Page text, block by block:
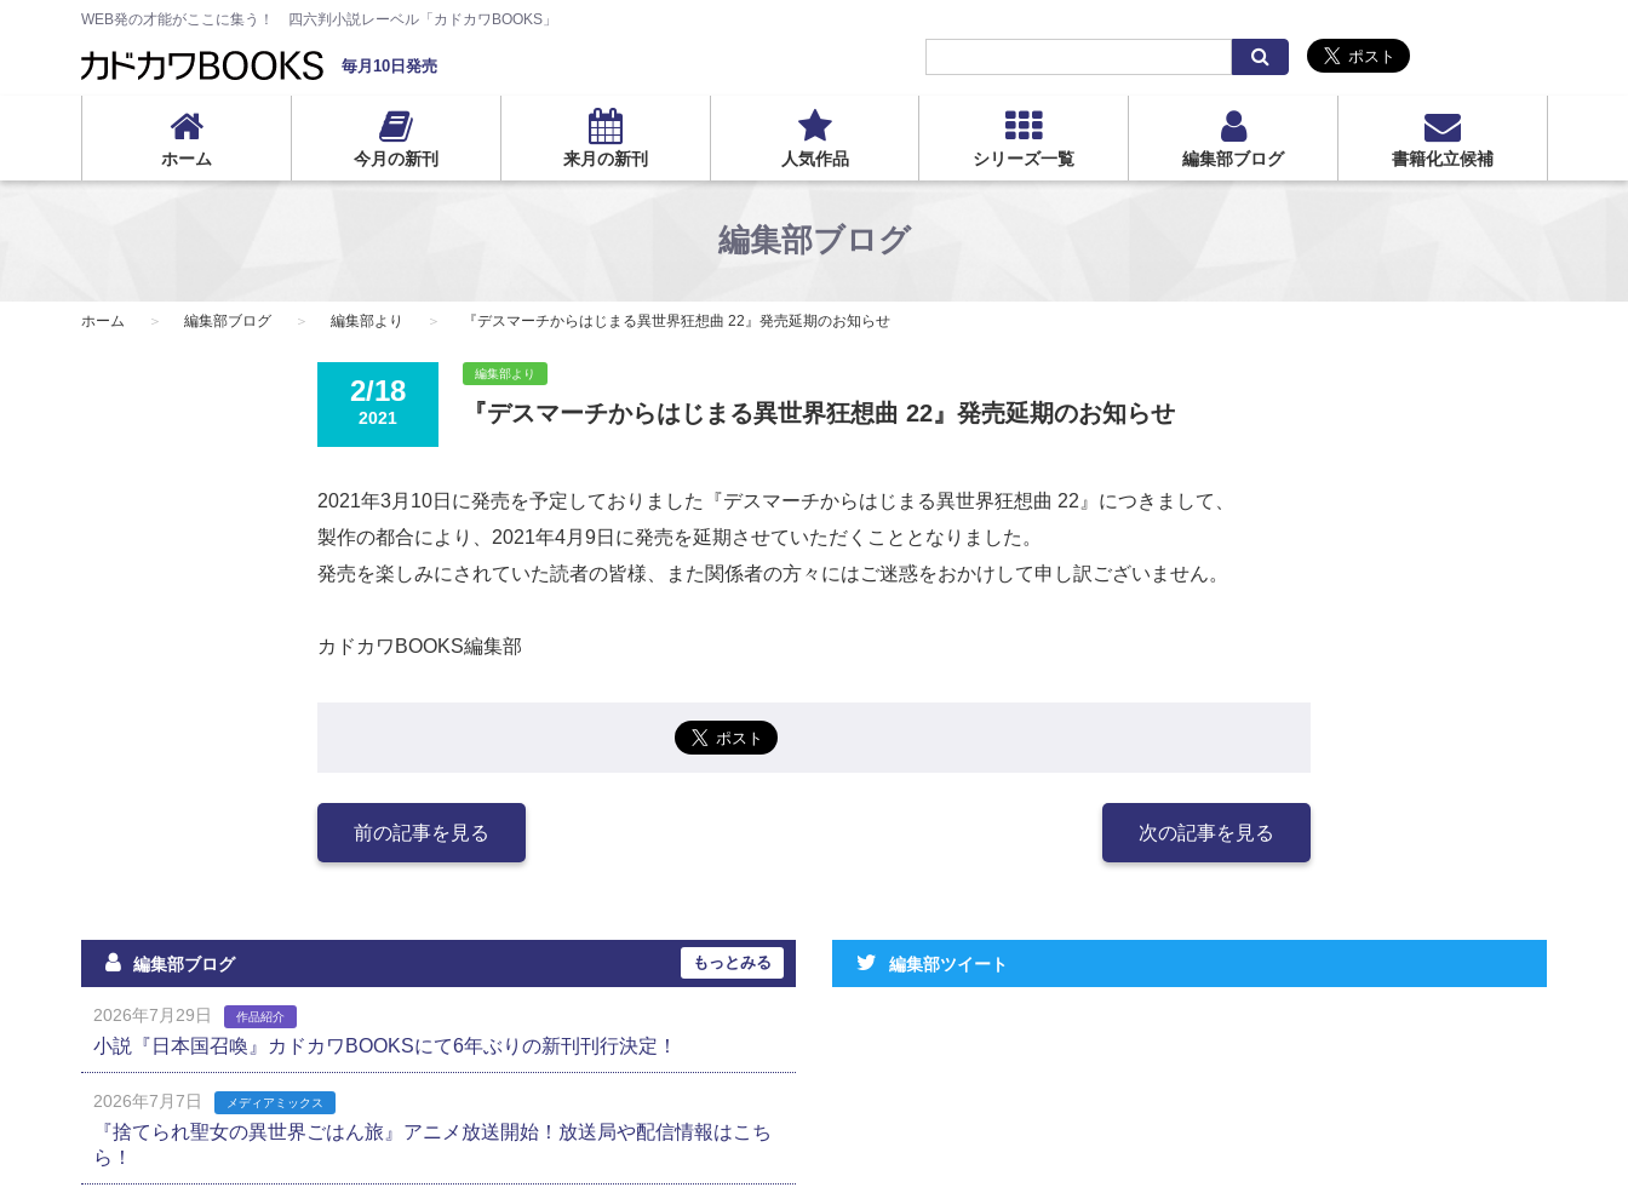
WEB発の才能がここに集う！ 四六判小説レーベル「カドカワBOOKS」
毎月10日発売
索
ホーム 今月の新刊 来月の新刊 人気作品 シリーズ一覧 編集部ブログ 書籍化立候補
編集部ブログ
ホーム 編集部ブログ 編集部より 『デスマーチからはじまる異世界狂想曲 22』発売延期のお知らせ
2/18
2021
編集部より
『デスマーチからはじまる異世界狂想曲 22』発売延期のお知らせ
2021年3月10日に発売を予定しておりました『デスマーチからはじまる異世界狂想曲 22』につきまして、
製作の都合により、2021年4月9日に発売を延期させていただくこととなりました。
発売を楽しみにされていた読者の皆様、また関係者の方々にはご迷惑をおかけして申し訳ございません。
カドカワBOOKS編集部
前の記事を見る 次の記事を見る
編集部ブログ もっとみる
2026年7月29日 作品紹介
小説『日本国召喚』カドカワBOOKSにて6年ぶりの新刊刊行決定！
2026年7月7日 メディアミックス
『捨てられ聖女の異世界ごはん旅』アニメ放送開始！放送局や配信情報はこち
ら！
編集部ツイート